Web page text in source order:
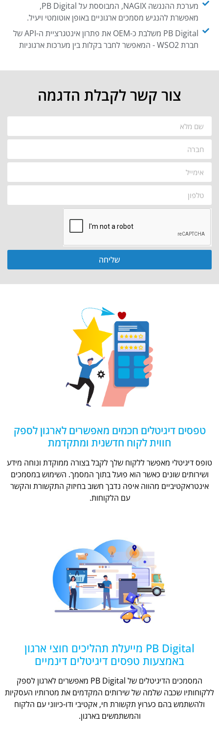
מערכת ההנגשה NAGIX, המבוססת על PB Digital,
מאפשרת להנגיש מסמכים ארגוניים באופן אוטומטי ויעיל.
PB Digital משלבת כ-OEM את פתרון אינטגרציית ה-API של
חברת WSO2 - המאפשר לחבר בקלות בין מערכות ארגוניות
צור קשר לקבלת הדגמה
שליחה
טפסים דיגיטלים חכמים מאפשרים לארגון לספק
חווית לקוח חדשנית ומתקדמת
טופס דיגיטלי מאפשר ללקוח שלך לקבל בצורה ממוקדת ונוחה מידע
ושירותים שונים כאשר הוא פועל בתוך המסמך. השימוש במסמכים
אינטראקטיביים מהווה איפה נדבך חשוב בחיזוק התקשורת והקשר
עם הלקוחות.
PB Digital מייעלת תהליכים חוצי ארגון
באמצעות טפסים דיגיטלים דינמיים
המסמכים הדיגיטלים של PB Digital מאפשרים לארגון לספק
ללקוחותיו שכבה שלמה של שירותים המקדמים את מטרותיו העסקיות
ולהשתמש בהם כערוץ תקשורת חי, אקטיבי ודו-כיווני עם הלקוח
והמשתמשים בארגון.